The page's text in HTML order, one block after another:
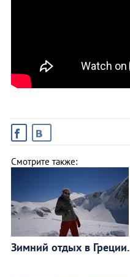
Смотрите также:
Зимний отдых в Греции.